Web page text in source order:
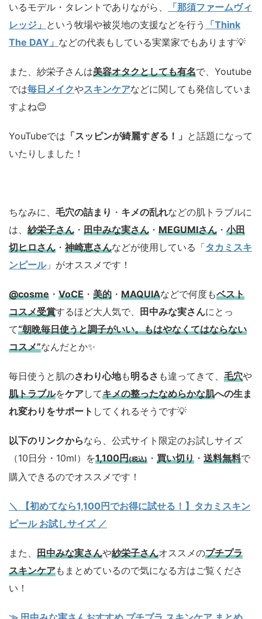
いるモデル・タレントでありながら、
「那須ファームヴィ
レッジ」 という牧場や被災地の支援などを行う
「Think
The DAY」 などの代表もしている実業家でもあります💡
また、紗栄子さんは美容オタクとしても有名で、Youtube
では毎日メイクやスキンケアなどに関しても発信していま
すよね😊
YouTubeでは 「スッピンが綺麗すぎる！」 と話題になって
いたりしました！
ちなみに、 毛穴の詰まり ・ キメの乱れなどの肌トラブルに
は、 紗栄子さん ・ 田中みな実さん ・ MEGUMIさん ・ 小田
切ヒロさん ・ 神崎恵さんなどが使用している「タカミスキ
ンピール」がオススメです！
@cosme ・ VoCE ・ 美的 ・ MAQUIAなどで何度もベスト
コスメ受賞するほど大人気で、 田中みな実さんにとっ
て“朝晩毎日使うと調子がいい。もはやなくてはならない
コスメ”なんだとか✨
毎日使うと肌のさわり心地も明るさ も違ってきて、 毛穴や
肌トラブルをケアしてキメの整ったなめらかな肌への生ま
れ変わりをサポート してくれるそうです💡
以下のリンクからなら、公式サイト限定のお試しサイズ
（10日分・10ml）を1,100円(税込) ・ 買い切り ・ 送料無料で
購入できるのでオススメです！
＼ 【初めてなら1,100円でお得に試せる！】タカミスキン
ピール お試しサイズ／
また、 田中みな実さんや紗栄子さんオススメのプチプラ
スキンケアもまとめているので気になる方はご覧くださ
い！